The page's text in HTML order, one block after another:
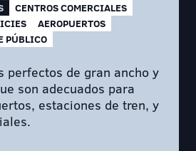
CENTROS COMERCIALES
AEROPUERTOS
PÚBLICO
perfectos de gran ancho y
son adecuados para
estaciones de tren, y